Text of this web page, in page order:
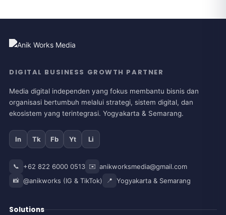
DIGITAL BUSINESS GROWTH PARTNER
Media digital independen yang fokus membantu bisnis dan
organisasi bertumbuh melalui strategi, sistem digital, dan
ekosistem yang terintegrasi. Yogyakarta & Semarang.
In Tk Fb Yt Li
📞 +62 822 6000 0513 ✉️ anikworksmedia@gmail.com
📸 @anikworks (IG & TikTok) 📍 Yogyakarta & Semarang
Solutions